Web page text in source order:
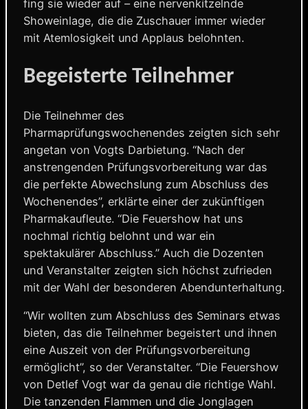
fing sie wieder auf – eine nervenkitzelnde
Showeinlage, die die Zuschauer immer wieder
mit Atemlosigkeit und Applaus belohnten.
Begeisterte Teilnehmer
Die Teilnehmer des
Pharmaprüfungswochenendes zeigten sich sehr
angetan von Vogts Darbietung. “Nach der
anstrengenden Prüfungsvorbereitung war das
die perfekte Abwechslung zum Abschluss des
Wochenendes”, erklärte einer der zukünftigen
Pharmakaufleute. “Die Feuershow hat uns
nochmal richtig belohnt und war ein
spektakulärer Abschluss.” Auch die Dozenten
und Veranstalter zeigten sich höchst zufrieden
mit der Wahl der besonderen Abendunterhaltung.
“Wir wollten zum Abschluss des Seminars etwas
bieten, das die Teilnehmer begeistert und ihnen
eine Auszeit von der Prüfungsvorbereitung
ermöglicht”, so der Veranstalter. “Die Feuershow
von Detlef Vogt war da genau die richtige Wahl.
Die tanzenden Flammen und die Jonglagen